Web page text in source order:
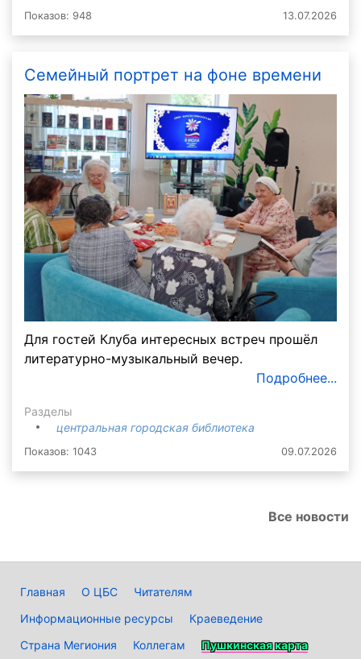
Показов: 948 13.07.2026
Семейный портрет на фоне времени
Для гостей Клуба интересных встреч прошёл
литературно-музыкальный вечер.
Подробнее...
Разделы
центральная городская библиотека
Показов: 1043 09.07.2026
Все новости
Главная О ЦБС
Читателям
Информационные ресурсы
Краеведение
Страна Мегиония
Коллегам Пушкинская карта